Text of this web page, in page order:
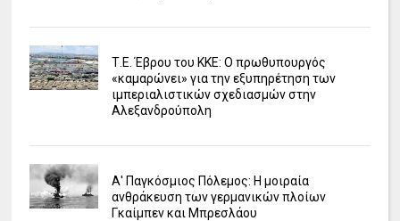
Τ.Ε. Έβρου του ΚΚΕ: Ο πρωθυπουργός
«καμαρώνει» για την εξυπηρέτηση των
ιμπεριαλιστικών σχεδιασμών στην
Αλεξανδρούπολη
Α' Παγκόσμιος Πόλεμος: Η μοιραία
ανθράκευση των γερμανικών πλοίων
Γκαίμπεν και Μπρεσλάου